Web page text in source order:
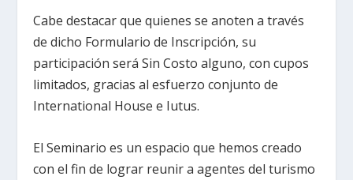
Cabe destacar que quienes se anoten a través
de dicho Formulario de Inscripción, su
participación será Sin Costo alguno, con cupos
limitados, gracias al esfuerzo conjunto de
International House e Iutus.
El Seminario es un espacio que hemos creado
con el fin de lograr reunir a agentes del turismo